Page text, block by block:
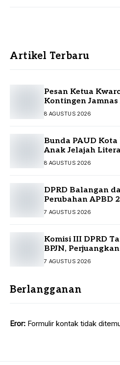
Artikel Terbaru
Pesan Ketua
Kontingen Jamnas
8 AGUSTUS 2026
Bunda PAUD
Anak Jelajah
8 AGUSTUS 2026
DPRD Balangan
Perubahan APBD
7 AGUSTUS 2026
Komisi III DPRD
BPJN,
Infrastruktur
7 AGUSTUS 2026
Berlangganan
Eror: Formulir kontak tidak